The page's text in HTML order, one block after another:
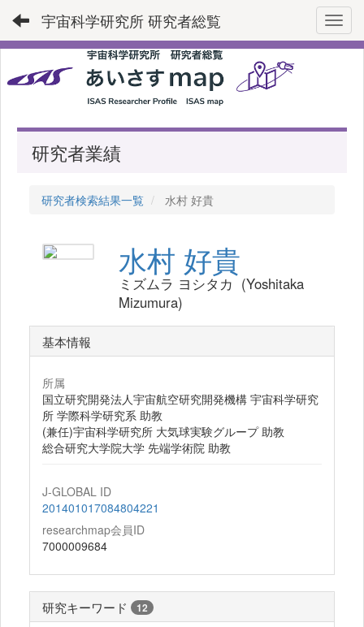
宇宙科学研究所 研究者総覧
研究者業績
研究者検索結果一覧 水村 好貴
水村 好貴
ミズムラ ヨシタカ (Yoshitaka
Mizumura)
基本情報
所属
国立研究開発法人宇宙航空研究開発機構 宇宙科学研究
所 学際科学研究系 助教
(兼任)宇宙科学研究所 大気球実験グループ 助教
総合研究大学院大学 先端学術院 助教
J-GLOBAL ID
201401017084804221
researchmap会員ID
7000009684
研究キーワード 12